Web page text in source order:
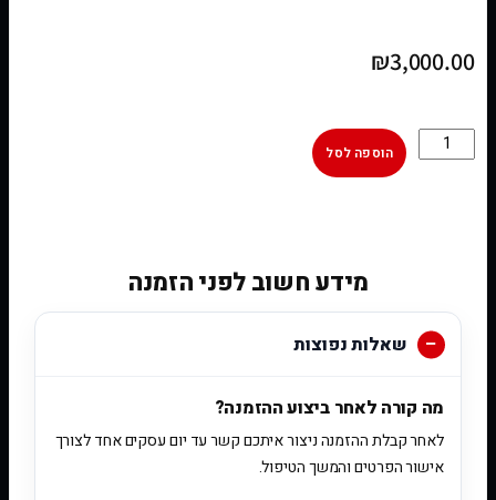
₪3,000.00
הוספה לסל
מידע חשוב לפני הזמנה
שאלות נפוצות
מה קורה לאחר ביצוע ההזמנה?
לאחר קבלת ההזמנה ניצור איתכם קשר עד יום עסקים אחד לצורך
אישור הפרטים והמשך הטיפול.